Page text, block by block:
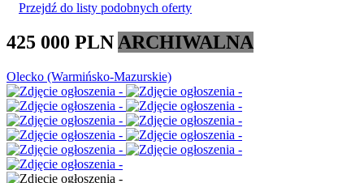
Przejdź do listy podobnych oferty
425 000 PLN ARCHIWALNA
Olecko (Warmińsko-Mazurskie)